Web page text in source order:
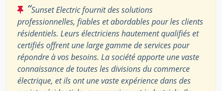
“Sunset Electric fournit des solutions
professionnelles, fiables et abordables pour les clients
résidentiels. Leurs électriciens hautement qualifiés et
certifiés offrent une large gamme de services pour
répondre à vos besoins. La société apporte une vaste
connaissance de toutes les divisions du commerce
électrique, et ils ont une vaste expérience dans des